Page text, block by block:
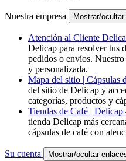
Nuestra empresa Mostrar/
Atención al Cliente
Delicap para resolver tus
pedidos o envíos.
y personalizada.
Mapa del sitio | Cápsulas
del sitio de Delicap y
categorías, productos y
Tiendas de Café |
tienda Delicap más
cápsulas de café con
Su cuenta Mostrar/ocultar